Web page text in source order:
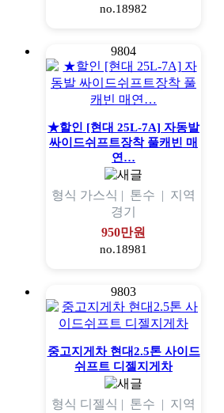
no.18982
9804
★할인 [현대 25L-7A] 자동발
싸이드쉬프트장착 풀캐빈 매
연…
형식 가스식 | 톤수 | 지역
경기
950만원
no.18981
9803
중고지게차 현대2.5톤 사이드
쉬프트 디젤지게차
형식 디젤식 | 톤수 | 지역